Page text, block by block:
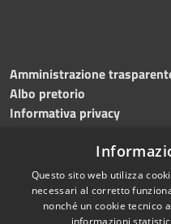
Amministrazione
Albo pretorio
Informativa privacy
Dichiarazione di accessibilità
Questo sito web utilizza
necessari al corretto
nonché un cookie tecnico
informazioni